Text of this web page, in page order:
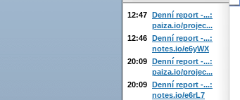
12:47 Denní report -...:
paiza.io/projec...
12:46 Denní report -...:
notes.io/e6yWX
20:09 Denní report -...:
paiza.io/projec...
20:09 Denní report -...:
notes.io/e6rL7